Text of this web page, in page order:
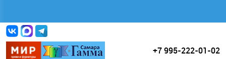
+7 995-222-01-02